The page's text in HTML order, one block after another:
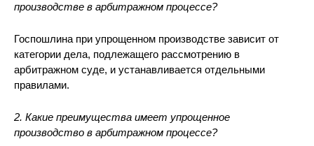
производстве в арбитражном процессе?
Госпошлина при упрощенном производстве зависит от
категории дела, подлежащего рассмотрению в
арбитражном суде, и устанавливается отдельными
правилами.
2. Какие преимущества имеет упрощенное
производство в арбитражном процессе?